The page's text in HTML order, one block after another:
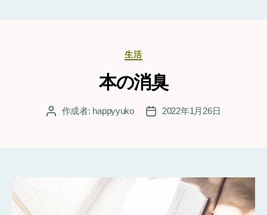
カ
テ
ゴ
リ
生活
本の消臭
投 作成者: happyyuko
投
2022年1月26日